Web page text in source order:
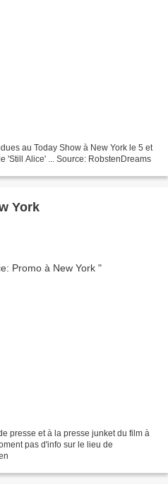
au Today Show à New York le 5 et
'Still Alice' ... Source: RobstenDreams
York
presse et à la presse junket du film à
pas d'info sur le lieu de